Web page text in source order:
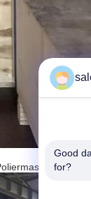
für
Good
for?